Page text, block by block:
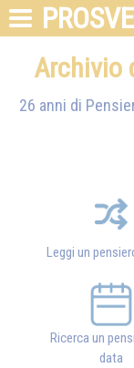
Archivio
26 anni di
Leggi un
Ricerca un
data